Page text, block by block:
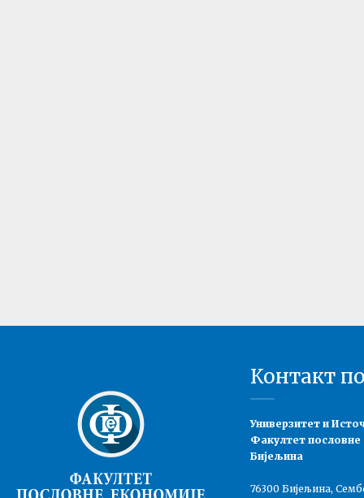
Контакт
Универзитет и
Факултет пословне
Бијељина
76300 Бијељина,